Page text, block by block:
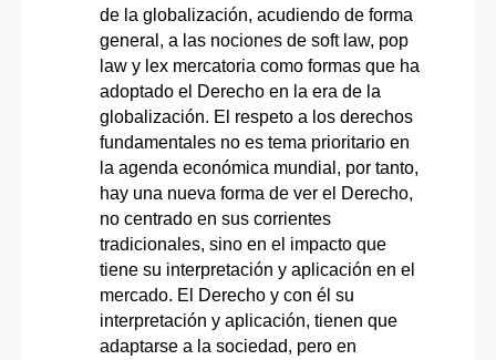
de la globalización, acudiendo de forma
general, a las nociones de soft law, pop
law y lex mercatoria como formas que ha
adoptado el Derecho en la era de la
globalización. El respeto a los derechos
fundamentales no es tema prioritario en
la agenda económica mundial, por tanto,
hay una nueva forma de ver el Derecho,
no centrado en sus corrientes
tradicionales, sino en el impacto que
tiene su interpretación y aplicación en el
mercado. El Derecho y con él su
interpretación y aplicación, tienen que
adaptarse a la sociedad, pero en